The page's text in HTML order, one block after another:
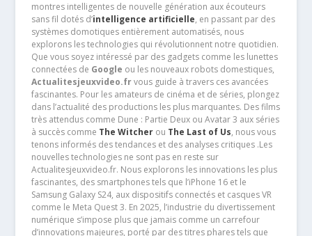
montres intelligentes de nouvelle génération aux écouteurs
sans fil dotés d’intelligence artificielle, en passant par des
systèmes domotiques entièrement automatisés, nous
explorons les technologies qui révolutionnent notre quotidien.
Que vous soyez intéressé par des gadgets comme les lunettes
connectées de Google ou les nouveaux robots domestiques,
Actualitesjeuxvideo.frvous guide à travers ces avancées
fascinantes. Pour les amateurs de cinéma et de séries, plongez
dans l’actualité des productions les plus marquantes. Des films
très attendus comme Dune : Partie Deux ou Avatar 3 aux séries
à succès comme The Witcherou The Last of Us, nous vous
tenons informés des tendances et des analyses critiques .Les
nouvelles technologies ne sont pas en reste sur
Actualitesjeuxvideo.fr. Nous explorons les innovations les plus
fascinantes, des smartphones tels que l’iPhone 16 et le
Samsung Galaxy S24, aux dispositifs connectés et casques VR
comme le Meta Quest 3. En 2025, l’industrie du divertissement
numérique s’impose plus que jamais comme un carrefour
d’innovations majeures, porté par des titres phares tels que